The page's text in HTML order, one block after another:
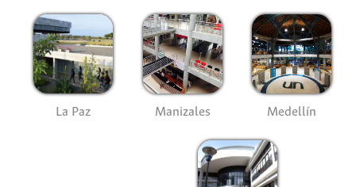
La Paz Manizales Medellín